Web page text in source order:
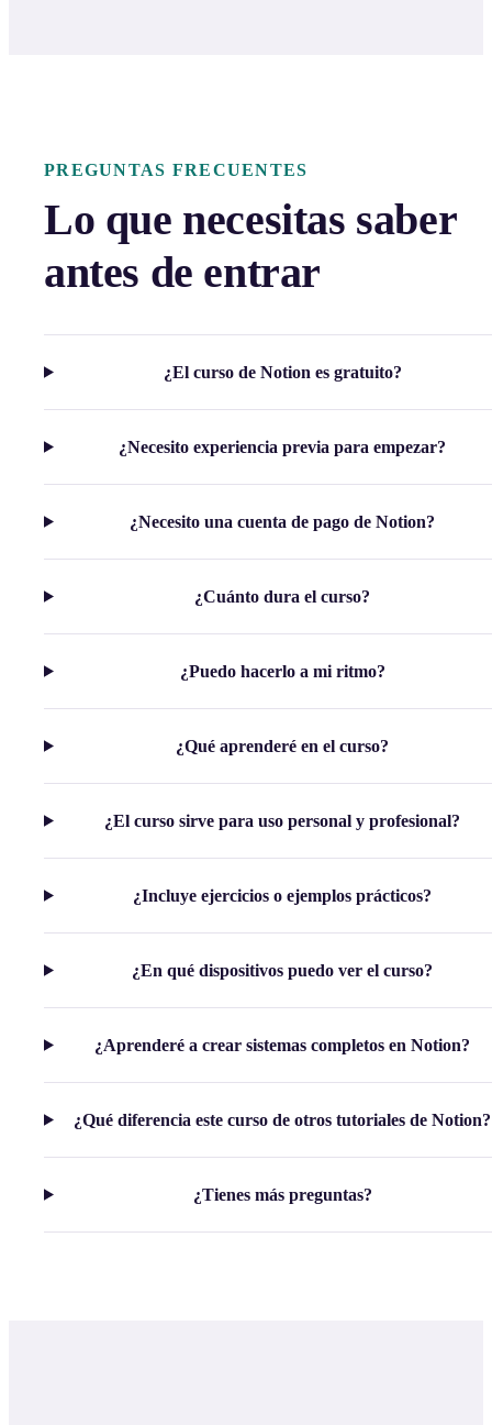
PREGUNTAS FRECUENTES
Lo que necesitas saber
antes de entrar
¿El curso de Notion es gratuito?
¿Necesito experiencia previa para empezar?
¿Necesito una cuenta de pago de Notion?
¿Cuánto dura el curso?
¿Puedo hacerlo a mi ritmo?
¿Qué aprenderé en el curso?
¿El curso sirve para uso personal y profesional?
¿Incluye ejercicios o ejemplos prácticos?
¿En qué dispositivos puedo ver el curso?
¿Aprenderé a crear sistemas completos en Notion?
¿Qué diferencia este curso de otros tutoriales de Notion?
¿Tienes más preguntas?